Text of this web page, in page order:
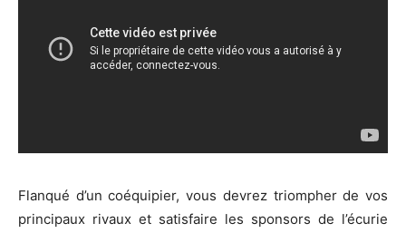
Flanqué d’un coéquipier, vous devrez triompher de vos
principaux rivaux et satisfaire les sponsors de l’écurie